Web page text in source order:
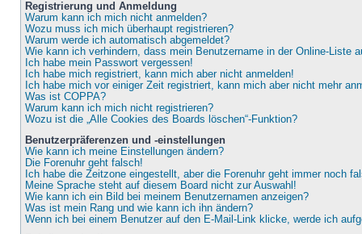
Registrierung und Anmeldung
Warum kann ich mich nicht anmelden?
Wozu muss ich mich überhaupt registrieren?
Warum werde ich automatisch abgemeldet?
Wie kann ich verhindern, dass mein Benutzername in der Online-Liste
Ich habe mein Passwort vergessen!
Ich habe mich registriert, kann mich aber nicht anmelden!
Ich habe mich vor einiger Zeit registriert, kann mich aber nicht mehr
Was ist COPPA?
Warum kann ich mich nicht registrieren?
Wozu ist die „Alle Cookies des Boards löschen“-Funktion?
Benutzerpräferenzen und -einstellungen
Wie kann ich meine Einstellungen ändern?
Die Forenuhr geht falsch!
Ich habe die Zeitzone eingestellt, aber die Forenuhr geht immer noch
Meine Sprache steht auf diesem Board nicht zur Auswahl!
Wie kann ich ein Bild bei meinem Benutzernamen anzeigen?
Was ist mein Rang und wie kann ich ihn ändern?
Wenn ich bei einem Benutzer auf den E-Mail-Link klicke, werde ich